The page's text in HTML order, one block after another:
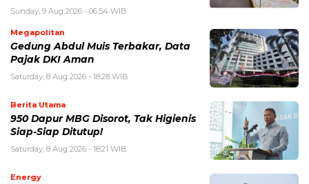
Sunday, 9 Aug 2026 - 06:54 WIB
Megapolitan
Gedung Abdul Muis Terbakar, Data
Pajak DKI Aman
Saturday, 8 Aug 2026 - 18:28 WIB
Berita Utama
950 Dapur MBG Disorot, Tak Higienis
Siap-Siap Ditutup!
Saturday, 8 Aug 2026 - 18:21 WIB
Energy